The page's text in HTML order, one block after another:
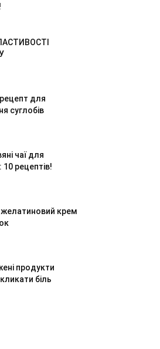
для
суглобів
чаї для
10 рецептів!
крем
продукти
біль